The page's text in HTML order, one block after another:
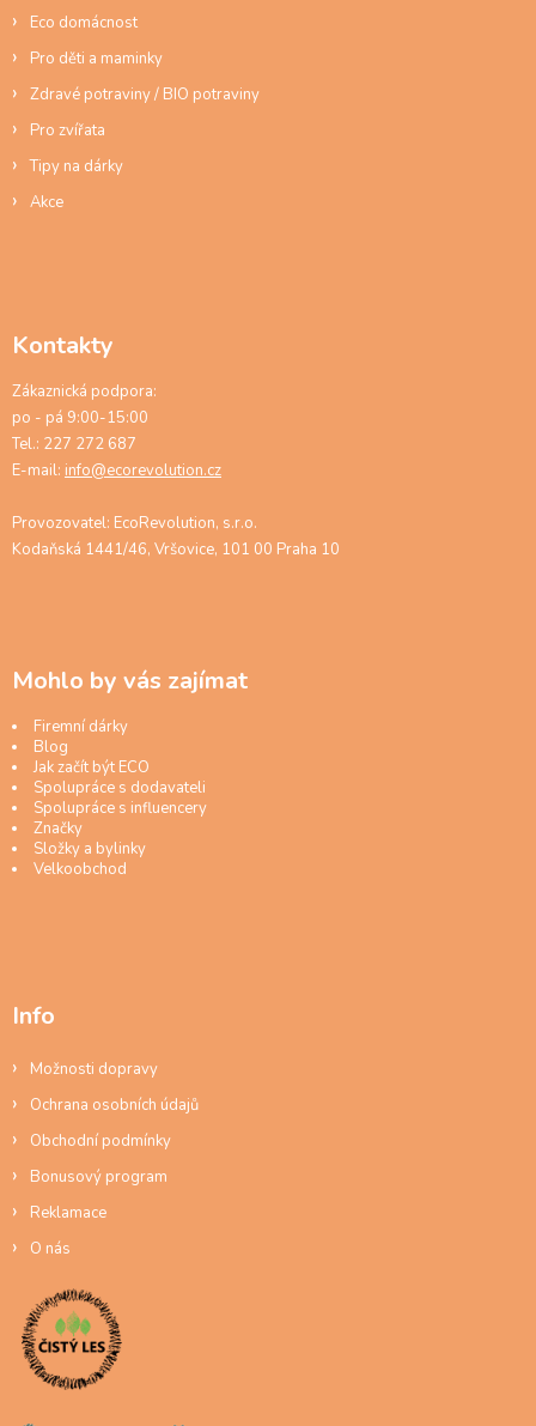
Eco domácnost
Pro děti a maminky
Zdravé potraviny / BIO potraviny
Pro zvířata
Tipy na dárky
Akce
Kontakty
Zákaznická podpora:
po - pá 9:00-15:00
Tel.: 227 272 687
E-mail: info@ecorevolution.cz
Provozovatel: EcoRevolution, s.r.o.
Kodaňská 1441/46, Vršovice, 101 00 Praha 10
Mohlo by vás zajímat
Firemní dárky
Blog
Jak začít být ECO
Spolupráce s dodavateli
Spolupráce s influencery
Značky
Složky a bylinky
Velkoobchod
Info
Možnosti dopravy
Ochrana osobních údajů
Obchodní podmínky
Bonusový program
Reklamace
O nás